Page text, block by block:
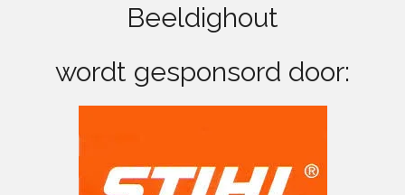
a
m
Beeldighout
wordt gesponsord door: